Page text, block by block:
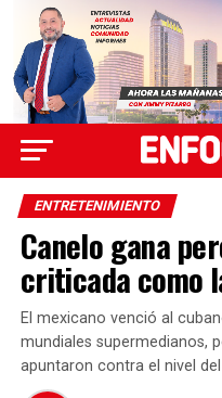
ENTRETENIMIENTO
Canelo gana
criticada como
El mexicano venció al
mundiales supermedianos,
apuntaron contra el nivel